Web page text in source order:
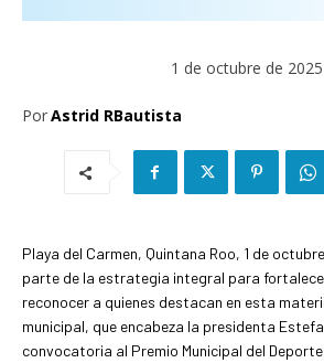
1 de octubre de 2025
PorAstrid RBautista
Playa del Carmen, Quintana Roo, 1 de
parte de la estrategia integral para
reconocer a quienes destacan en esta
municipal, que encabeza la presidenta
convocatoria al Premio Municipal del